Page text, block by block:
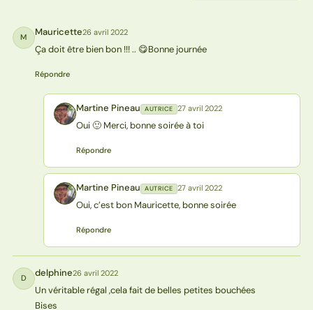
M Mauricette26 avril 2022
Ça doit être bien bon !!! .. 😋Bonne journée
Répondre
MP Martine Pineau AUTRICE 27 avril 2022
Oui 🙂 Merci, bonne soirée à toi
Répondre
MP Martine Pineau AUTRICE 27 avril 2022
Oui, c’est bon Mauricette, bonne soirée
Répondre
D delphine26 avril 2022
Un véritable régal ,cela fait de belles petites bouchées
Bises